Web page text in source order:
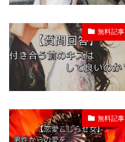
無料記事
無料記事